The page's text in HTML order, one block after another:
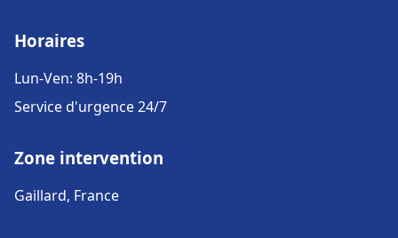
Horaires
Lun-Ven: 8h-19h
Service d'urgence 24/7
Zone intervention
Gaillard, France